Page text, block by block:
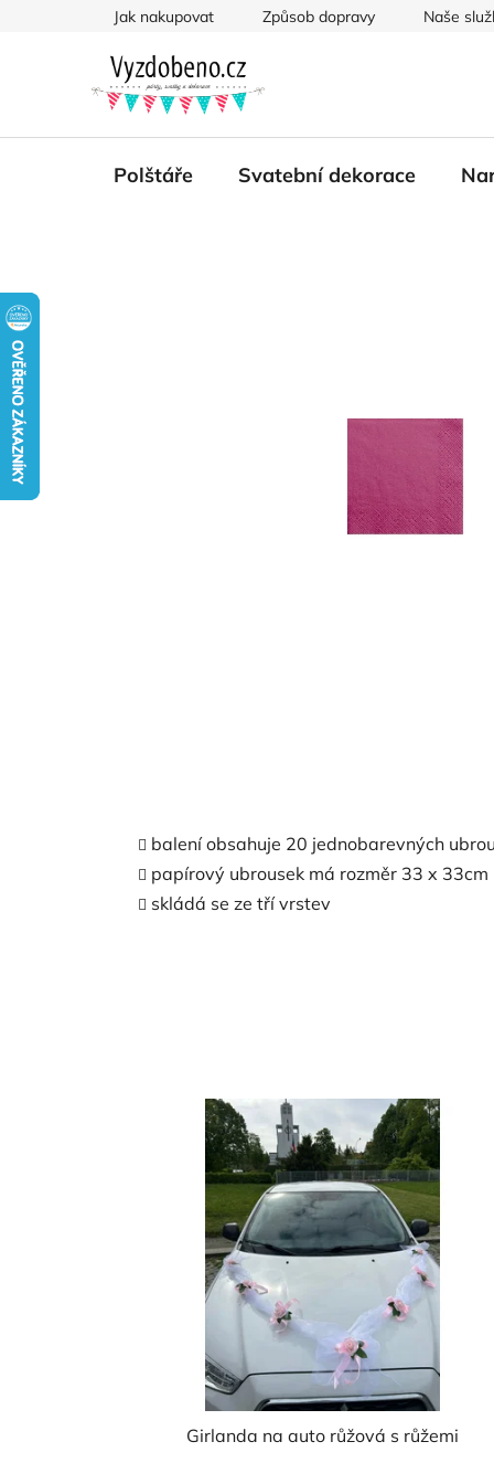
Jak nakupovat Způsob dopravy Naše
Polštáře Svatební dekorace
balení obsahuje 20 jednobarevných
papírový ubrousek má rozměr 33 x 33cm
skládá se ze tří vrstev
Girlanda na auto růžová s růžemi